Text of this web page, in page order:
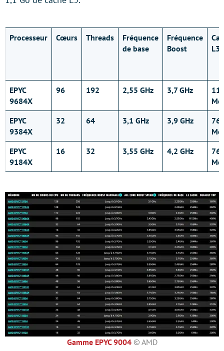
Processeur Cœurs Threads
Fréquence
de base
Fréquence
Boost
L3
EPYC
9684X
96 192 2,55 GHz 3,7 GHz
Mo
EPYC
9384X
32 64 3,1 GHz 3,9 GHz
Mo
EPYC
9184X
16 32 3,55 GHz 4,2 GHz
Mo
Gamme EPYC 9004© AMD